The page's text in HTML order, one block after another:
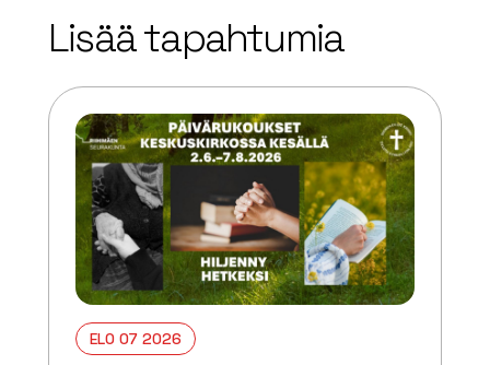
Lisää tapahtumia
ELO 07 2026